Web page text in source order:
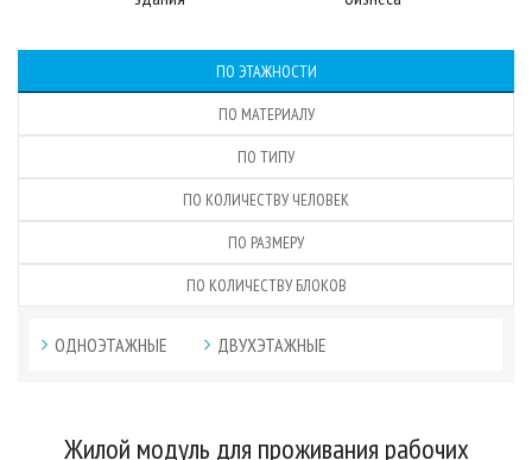
ПО ЭТАЖНОСТИ
ПО МАТЕРИАЛУ
ПО ТИПУ
ПО КОЛИЧЕСТВУ ЧЕЛОВЕК
ПО РАЗМЕРУ
ПО КОЛИЧЕСТВУ БЛОКОВ
ОДНОЭТАЖНЫЕ ДВУХЭТАЖНЫЕ
Жилой модуль для проживания рабочих